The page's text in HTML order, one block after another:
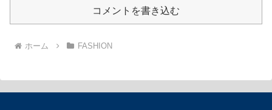
コメントを書き込む
ホーム FASHION